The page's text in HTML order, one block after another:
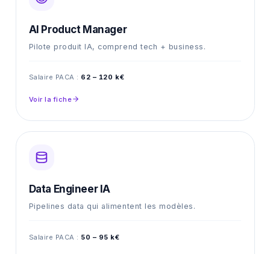
AI Product Manager
Pilote produit IA, comprend tech + business.
Salaire PACA : 62 – 120 k€
Voir la fiche
Data Engineer IA
Pipelines data qui alimentent les modèles.
Salaire PACA : 50 – 95 k€